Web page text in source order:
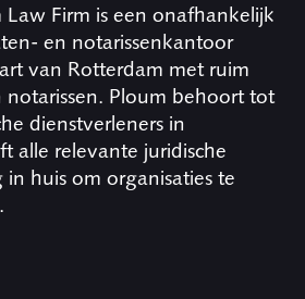
Firm is een onafhankelijk
en notarissenkantoor
van Rotterdam met ruim
Ploum behoort tot
dienstverleners in
alle relevante juridische
huis om organisaties te